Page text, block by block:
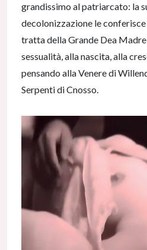
grandissimo al patriarcato: la
decolonizzazione le
tratta della Grande Dea
sessualità, alla nascita, alla
pensando alla Venere di
Serpenti di Cnosso.